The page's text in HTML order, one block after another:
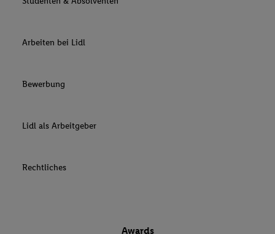
Arbeiten bei Lidl
Bewerbung
Lidl als Arbeitgeber
Rechtliches
Awards